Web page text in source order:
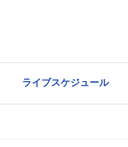
ライブスケジュール